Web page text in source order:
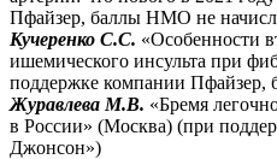
Пфайзер, баллы НМО не
Кучеренко С.С. «Особенности
ишемического инсульта при
поддержке компании
Журавлева М.В. «Бремя
в России» (Москва) (при
Джонсон»)